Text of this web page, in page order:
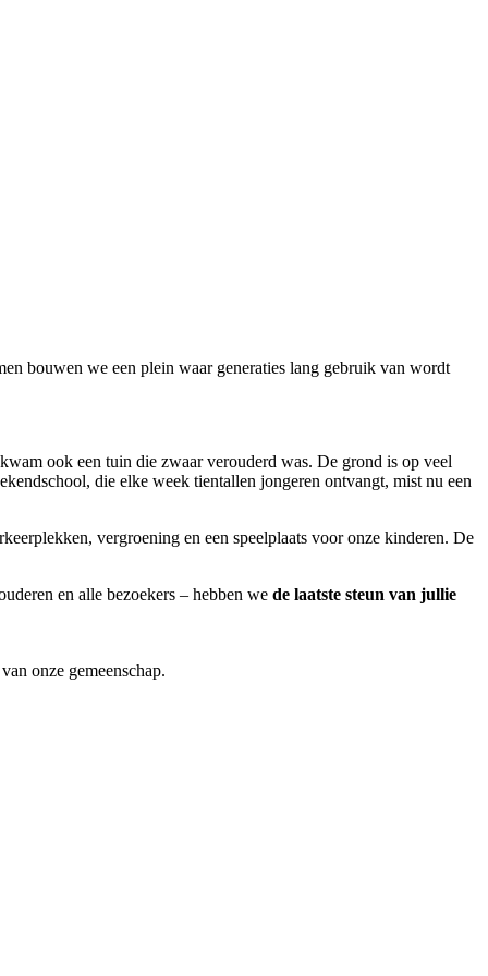
bouwen we een plein waar generaties lang gebruik van wordt
ook een tuin die zwaar verouderd was. De grond is op veel
die elke week tientallen jongeren ontvangt, mist nu een
vergroening en een speelplaats voor onze kinderen. De
en alle bezoekers – hebben we de laatste steun van jullie
onze gemeenschap.